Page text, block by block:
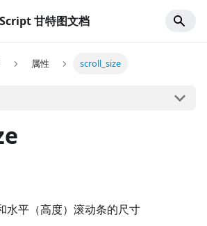
甘特图文档
属性 scroll_size
水平（高度）滚动条的尺寸